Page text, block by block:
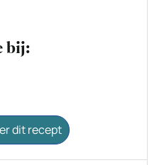
bij:
dit recept